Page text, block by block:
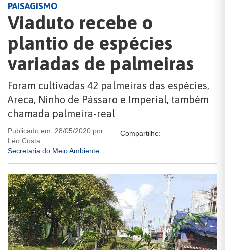
PAISAGISMO
Viaduto recebe o
plantio de espécies
variadas de palmeiras
Foram cultivadas 42 palmeiras das espécies,
Areca, Ninho de Pássaro e Imperial, também
chamada palmeira-real
Publicado em: 28/05/2020 por
Léo Costa
Secretaria do Meio Ambiente
Compartilhe: